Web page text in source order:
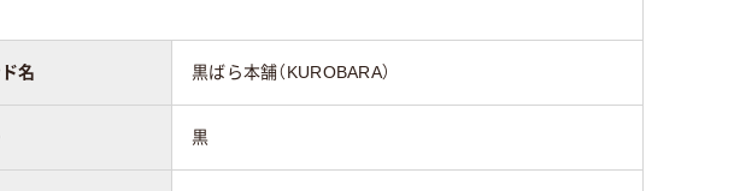
名 黒ばら本舗（KUROBARA）
黒